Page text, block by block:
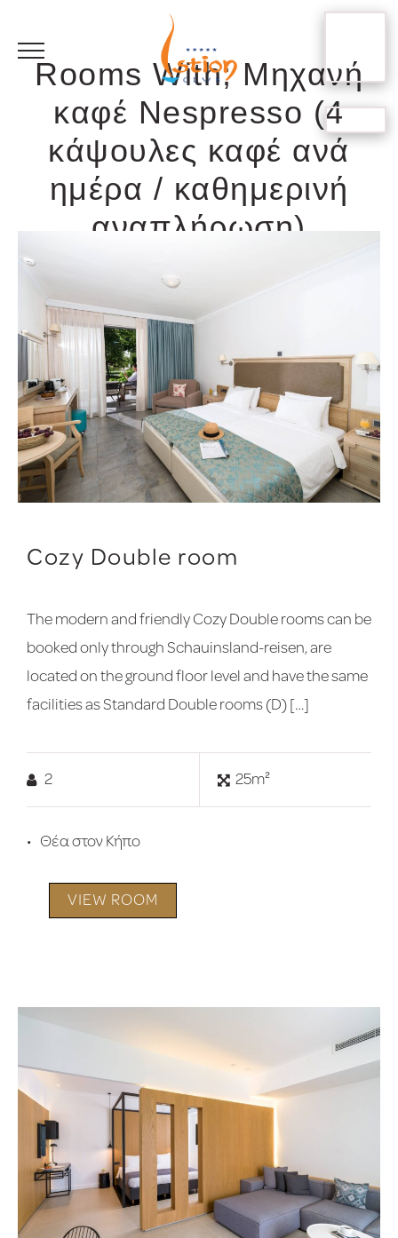
DE
Rooms With; Μηχανή
καφέ Nespresso (4
κάψουλες καφέ ανά
ημέρα / καθημερινή
αναπλήρωση)
Cozy Double room
The modern and friendly Cozy Double rooms can be
booked only through Schauinsland-reisen, are
located on the ground floor level and have the same
facilities as Standard Double rooms (D) […]
2 25m²
Θέα στον Κήπο
VIEW ROOM
STAY